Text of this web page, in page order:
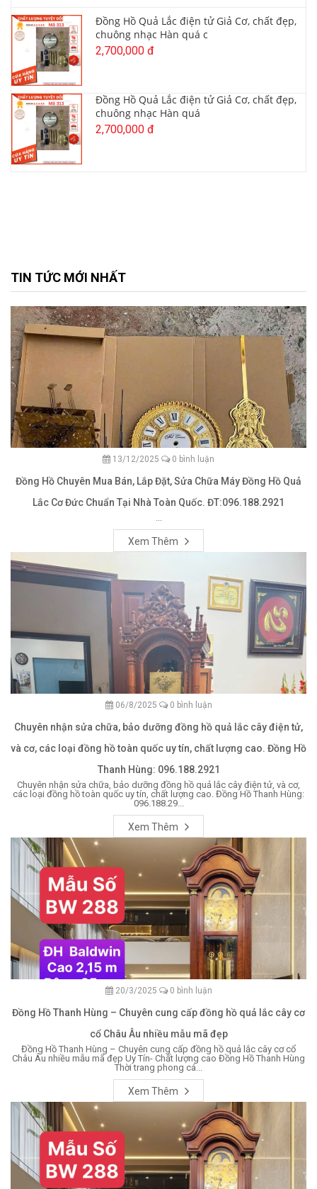
Đồng Hồ Quả Lắc điện tử Giả Cơ, chất đẹp,
chuông nhạc Hàn quá c
2,700,000 đ
Đồng Hồ Quả Lắc điện tử Giả Cơ, chất đẹp,
chuông nhạc Hàn quá
2,700,000 đ
TIN TỨC MỚI NHẤT
13/12/2025 0 bình luận
Đồng Hồ Chuyên Mua Bán, Lắp Đặt, Sửa Chữa Máy Đồng Hồ Quả
Lắc Cơ Đức Chuẩn Tại Nhà Toàn Quốc. ĐT:096.188.2921
Xem Thêm
06/8/2025 0 bình luận
Chuyên nhận sửa chữa, bảo dưỡng đồng hồ quả lắc cây điện tử,
và cơ, các loại đồng hồ toàn quốc uy tín, chất lượng cao. Đồng Hồ
Thanh Hùng: 096.188.2921
Chuyên nhận sửa chữa, bảo dưỡng đồng hồ quả lắc cây điện tử, và cơ,
các loại đồng hồ toàn quốc uy tín, chất lượng cao. Đồng Hồ Thanh Hùng:
096.188.29...
Xem Thêm
20/3/2025 0 bình luận
Đồng Hồ Thanh Hùng – Chuyên cung cấp đồng hồ quả lắc cây cơ
cổ Châu Âu nhiều mẫu mã đẹp
Đồng Hồ Thanh Hùng – Chuyên cung cấp đồng hồ quả lắc cây cơ cổ
Châu Âu nhiều mẫu mã đẹp Uy Tín- Chất lượng cao Đồng Hồ Thanh Hùng
Thời trang phong cá...
Xem Thêm